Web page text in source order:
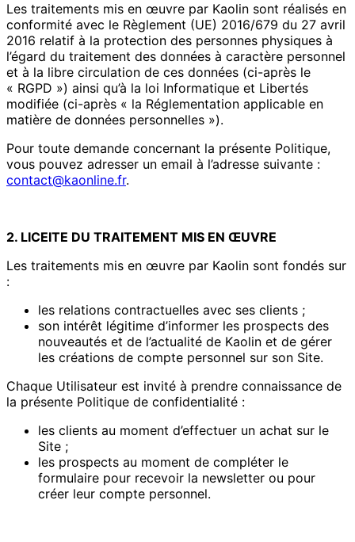
Les traitements mis en œuvre par Kaolin sont réalisés en
conformité avec le Règlement (UE) 2016/679 du 27 avril
2016 relatif à la protection des personnes physiques à
l’égard du traitement des données à caractère personnel
et à la libre circulation de ces données (ci-après le
« RGPD ») ainsi qu’à la loi Informatique et Libertés
modifiée (ci-après « la Réglementation applicable en
matière de données personnelles »).
Pour toute demande concernant la présente Politique,
vous pouvez adresser un email à l’adresse suivante :
contact@kaonline.fr.
2. LICEITE DU TRAITEMENT MIS EN ŒUVRE
Les traitements mis en œuvre par Kaolin sont fondés sur
:
les relations contractuelles avec ses clients ;
son intérêt légitime d’informer les prospects des
nouveautés et de l’actualité de Kaolin et de gérer
les créations de compte personnel sur son Site.
Chaque Utilisateur est invité à prendre connaissance de
la présente Politique de confidentialité :
les clients au moment d’effectuer un achat sur le
Site ;
les prospects au moment de compléter le
formulaire pour recevoir la newsletter ou pour
créer leur compte personnel.